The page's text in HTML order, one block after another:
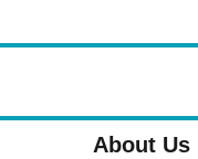
About Us